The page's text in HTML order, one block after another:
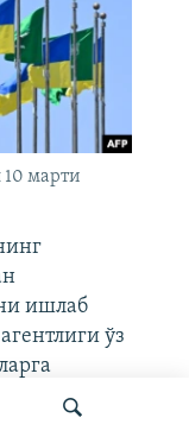
марти
ишлаб
ўз